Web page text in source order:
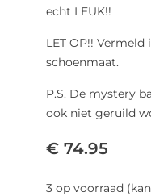
echt LEUK!!
LET OP!!
schoenmaat.
P.S. De mystery
ook niet geruild
€ 74.95
3 op voorraad